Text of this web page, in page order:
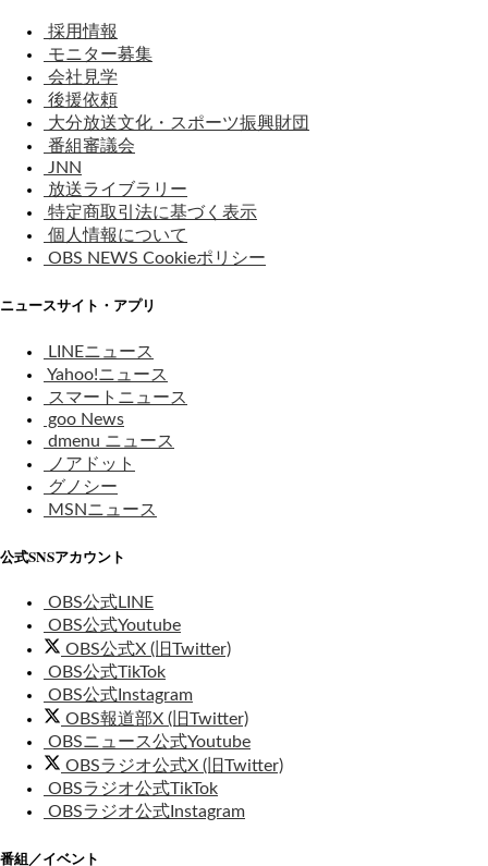
採用情報
モニター募集
会社見学
後援依頼
大分放送文化・スポーツ振興財団
番組審議会
JNN
放送ライブラリー
特定商取引法に基づく表示
個人情報について
OBS NEWS Cookieポリシー
ニュースサイト・アプリ
LINEニュース
Yahoo!ニュース
スマートニュース
goo News
dmenu ニュース
ノアドット
グノシー
MSNニュース
公式SNSアカウント
OBS公式LINE
OBS公式Youtube
OBS公式X (旧Twitter)
OBS公式TikTok
OBS公式Instagram
OBS報道部X (旧Twitter)
OBSニュース公式Youtube
OBSラジオ公式X (旧Twitter)
OBSラジオ公式TikTok
OBSラジオ公式Instagram
番組／イベント